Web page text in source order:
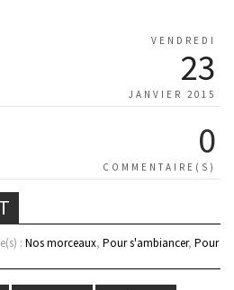
VENDREDI
23
JANVIER 2015
0
COMMENTAIRE(S)
: Nos morceaux, Pour s'ambiancer, Pour